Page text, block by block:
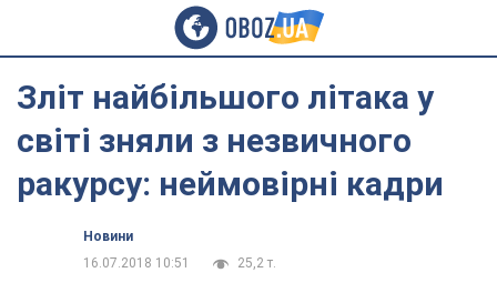
Зліт найбільшого літака у
світі зняли з незвичного
ракурсу: неймовірні кадри
Новини
16.07.2018 10:51
25,2 т.